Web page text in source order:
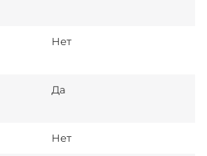
Нет
Да
Нет